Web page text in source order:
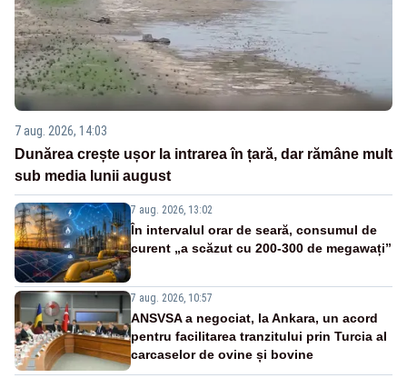
7 aug. 2026, 14:03
Dunărea crește ușor la intrarea în țară, dar rămâne mult
sub media lunii august
7 aug. 2026, 13:02
În intervalul orar de seară, consumul de
curent „a scăzut cu 200-300 de megawați”
7 aug. 2026, 10:57
ANSVSA a negociat, la Ankara, un acord
pentru facilitarea tranzitului prin Turcia al
carcaselor de ovine și bovine